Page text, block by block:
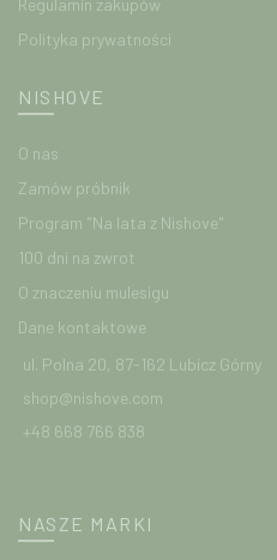
Regulamin zakupów
Polityka prywatności
NISHOVE
O nas
Zamów próbnik
Program "Na lata z Nishove"
100 dni na zwrot
O znaczeniu mulesigu
Dane kontaktowe
ul. Polna 20, 87-162 Lubicz Górny
shop@nishove.com
+48 668 766 838
NASZE MARKI